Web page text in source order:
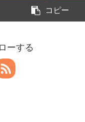
コピー
ーする